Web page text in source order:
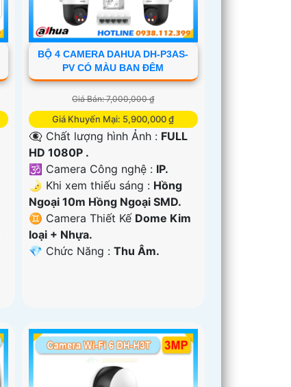
BỘ 4 CAMERA DAHUA DH-P3AS-
PV CÓ MÀU BAN ĐÊM
Giá Bán: 7,000,000 ₫
Giá Khuyến Mại: 5,900,000 ₫
👁️‍🗨 Chất lượng hình Ảnh : FULL
HD 1080P .
🕉️ Camera Công nghệ : IP.
🌛 Khi xem thiếu sáng : Hồng
Ngoại 10m Hồng Ngoại SMD.
♊ Camera Thiết Kế Dome Kim
loại + Nhựa.
️💎 Chức Năng :Thu Âm.